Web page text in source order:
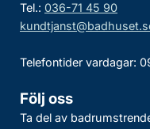
Tel.: 036-71 45 90
Telefontider vardagar:
Följ oss
Ta del av